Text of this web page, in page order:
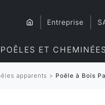
Entreprise
POÊLES ET CHEMINÉES
apparents > Poêle à Bois